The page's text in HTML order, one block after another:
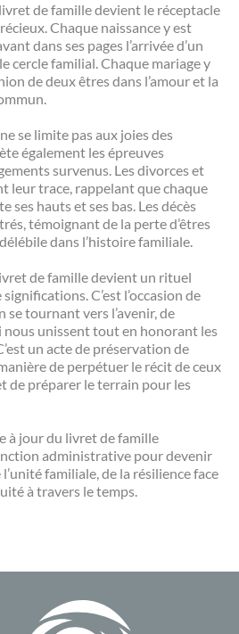
de famille devient le réceptacle
Chaque naissance y est
dans ses pages l’arrivée d’un
cercle familial. Chaque mariage y
de deux êtres dans l’amour et la
se limite pas aux joies des
également les épreuves
survenus. Les divorces et
leur trace, rappelant que chaque
ses hauts et ses bas. Les décès
témoignant de la perte d’êtres
dans l’histoire familiale.
de famille devient un rituel
C’est l’occasion de
se tournant vers l’avenir, de
nous unissent tout en honorant les
un acte de préservation de
de perpétuer le récit de ceux
de préparer le terrain pour les
à jour du livret de famille
administrative pour devenir
familiale, de la résilience face
à travers le temps.